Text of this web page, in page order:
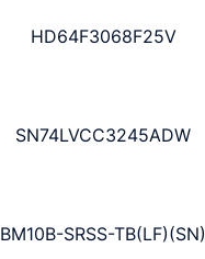
HD64F3068F25V
SN74LVCC3245ADW
BM10B-SRSS-TB(LF)(SN)